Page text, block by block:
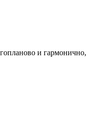
и гармонично,